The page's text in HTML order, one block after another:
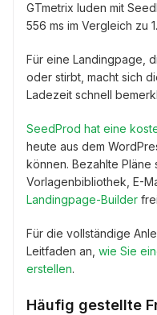
GTmetrix luden mit
556 ms im Vergleich zu
Für eine Landingpage,
oder stirbt, macht sich
Ladezeit schnell
SeedProd hat eine
heute aus dem
können. Bezahlte
Vorlagenbibliothek, E-
Landingpage-Builder
Für die vollständige
Leitfaden an, wie Sie
erstellen.
Häufig gestellte